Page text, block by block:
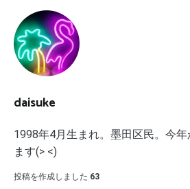
daisuke
1998年4月生まれ。墨田区民。今
ます(> <)
投稿を作成しました 63